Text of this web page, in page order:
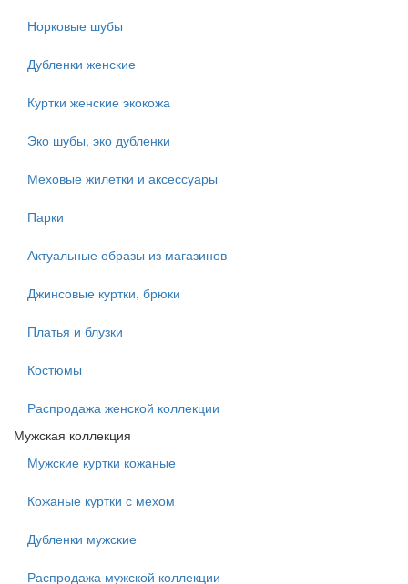
Норковые шубы
Дубленки женские
Куртки женские экокожа
Эко шубы, эко дубленки
Меховые жилетки и аксессуары
Парки
Актуальные образы из магазинов
Джинсовые куртки, брюки
Платья и блузки
Костюмы
Распродажа женской коллекции
Мужская коллекция
Мужские куртки кожаные
Кожаные куртки с мехом
Дубленки мужские
Распродажа мужской коллекции